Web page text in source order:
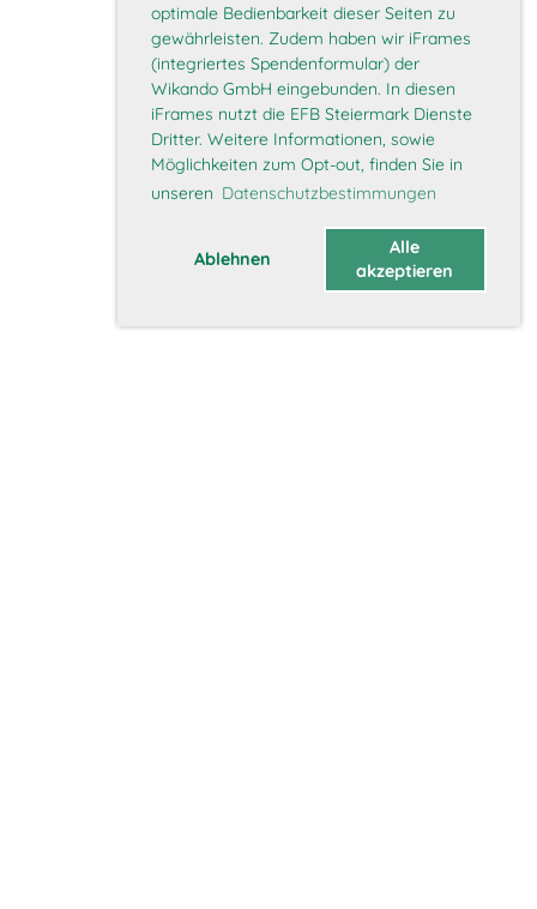
optimale Bedienbarkeit dieser Seiten zu
gewährleisten. Zudem haben wir iFrames
(integriertes Spendenformular) der
Wikando GmbH eingebunden. In diesen
iFrames nutzt die EFB Steiermark Dienste
Dritter. Weitere Informationen, sowie
Möglichkeiten zum Opt-out, finden Sie in
unseren Datenschutzbestimmungen
Ablehnen
Alle
akzeptieren